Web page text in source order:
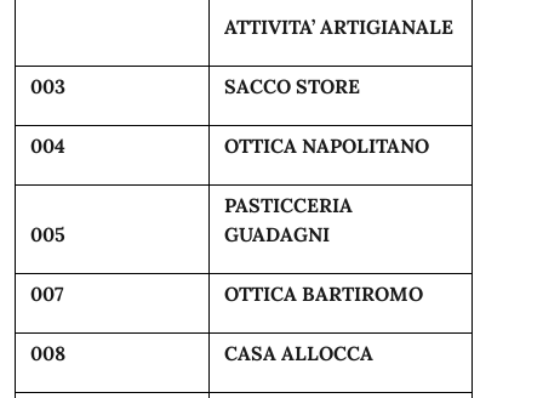
ATTIVITA’ ARTIGIANALE
003 SACCO STORE
004 OTTICA NAPOLITANO
005
PASTICCERIA
GUADAGNI
007 OTTICA BARTIROMO
008 CASA ALLOCCA